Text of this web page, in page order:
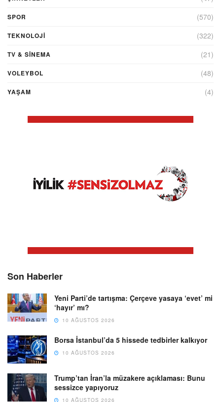
SPOR (570)
TEKNOLOJİ (322)
TV & SINEMA (21)
VOLEYBOL (48)
YAŞAM (4)
Son Haberler
Yeni Parti’de tartışma: Çerçeve yasaya ‘evet’ mi
‘hayır’ mı?
10 AĞUSTOS 2026
Borsa İstanbul’da 5 hissede tedbirler kalkıyor
10 AĞUSTOS 2026
Trump’tan İran’la müzakere açıklaması: Bunu
sessizce yapıyoruz
10 AĞUSTOS 2026